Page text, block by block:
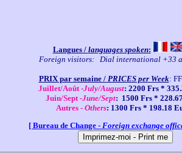
Langues / languages spoken:
Foreign visitors:   Dial international +33
PRIX par semaine / PRICES per Week
Juillet/Août -July/August
Juin/Sept -June/Sept
Autres - Others
[ Bureau de Change - Foreign exchange